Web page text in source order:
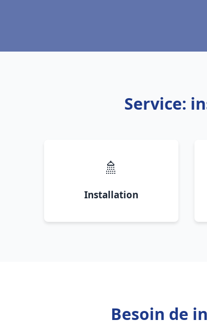
Service:
🚿
Installation
Besoin de